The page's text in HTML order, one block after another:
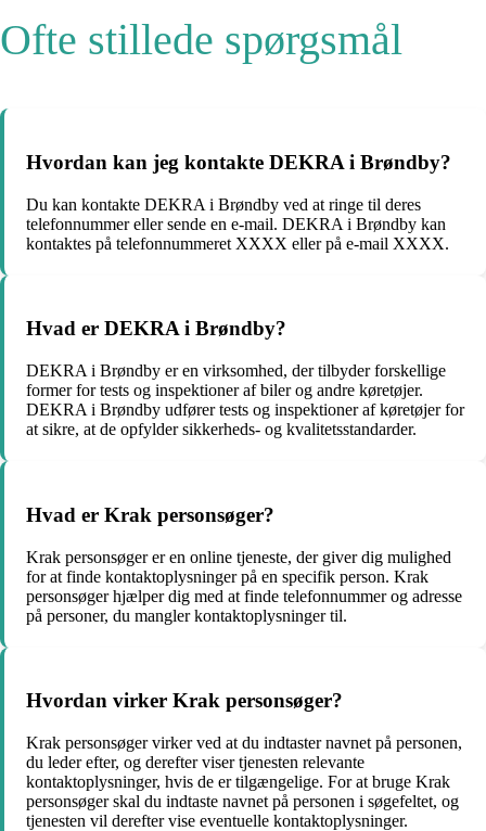
Ofte stillede spørgsmål
Hvordan kan jeg kontakte DEKRA i Brøndby?
Du kan kontakte DEKRA i Brøndby ved at ringe til deres
telefonnummer eller sende en e-mail. DEKRA i Brøndby kan
kontaktes på telefonnummeret XXXX eller på e-mail XXXX.
Hvad er DEKRA i Brøndby?
DEKRA i Brøndby er en virksomhed, der tilbyder forskellige
former for tests og inspektioner af biler og andre køretøjer.
DEKRA i Brøndby udfører tests og inspektioner af køretøjer for
at sikre, at de opfylder sikkerheds- og kvalitetsstandarder.
Hvad er Krak personsøger?
Krak personsøger er en online tjeneste, der giver dig mulighed
for at finde kontaktoplysninger på en specifik person. Krak
personsøger hjælper dig med at finde telefonnummer og adresse
på personer, du mangler kontaktoplysninger til.
Hvordan virker Krak personsøger?
Krak personsøger virker ved at du indtaster navnet på personen,
du leder efter, og derefter viser tjenesten relevante
kontaktoplysninger, hvis de er tilgængelige. For at bruge Krak
personsøger skal du indtaste navnet på personen i søgefeltet, og
tjenesten vil derefter vise eventuelle kontaktoplysninger.